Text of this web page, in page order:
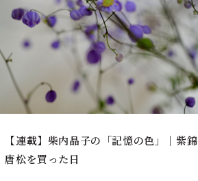
【連載】柴内晶子の「記憶の色」｜紫錦
唐松を買った日